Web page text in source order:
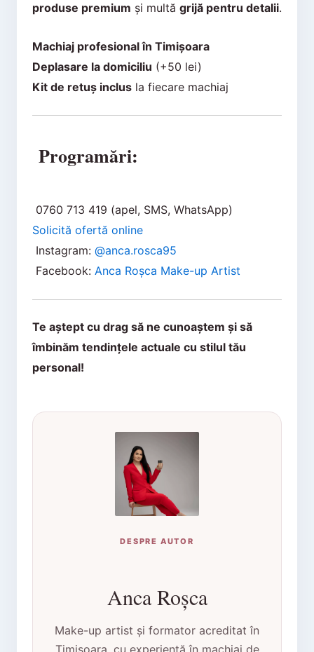
produse premium și multă grijă pentru detalii.
Machiaj profesional în Timișoara
Deplasare la domiciliu (+50 lei)
Kit de retuș inclusla fiecare machiaj
Programări:
0760 713 419 (apel, SMS, WhatsApp)
Solicită ofertă online
Instagram: @anca.rosca95
Facebook: Anca Roșca Make-up Artist
Te aștept cu drag să ne cunoaștem și să
îmbinăm tendințele actuale cu stilul tău
personal!
DESPRE AUTOR
Anca Roșca
Make-up artist și formator acreditat în
Timișoara, cu experiență în machiaj de